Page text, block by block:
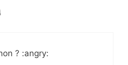
? :angry: